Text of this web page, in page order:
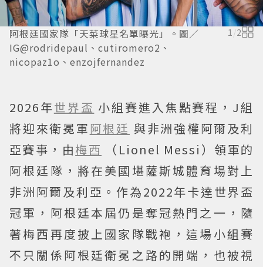
阿根廷國家隊「天菜球星名單曝光」。圖／
IG@rodridepaul、cutiromero2、
nicopaz1o、enzojfernandez
1/2
2026年世界盃 小組賽進入焦點賽程，J組
將迎來衛冕軍 阿根廷 與非洲強權阿爾及利
亞賽事，由梅西
（Lionel Messi）領軍的
阿根廷隊，將在美國堪薩斯城體育場對上
非洲阿爾及利亞。作為2022年卡達世界盃
冠軍，阿根廷本屆仍是奪冠熱門之一，隨
著梅西再度披上國家隊戰袍，這場小組賽
不只關係阿根廷衛冕之路的開端，也被視